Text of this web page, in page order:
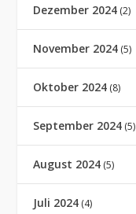
Dezember 2024 (2)
November 2024 (5)
Oktober 2024 (8)
September 2024 (5)
August 2024 (5)
Juli 2024 (4)